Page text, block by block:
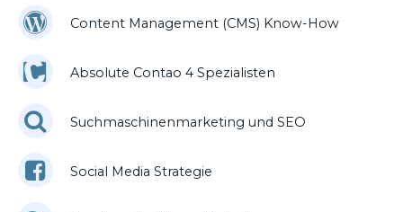
Content Management (CMS) Know-How
Absolute Contao 4 Spezialisten
Suchmaschinenmarketing und SEO
Social Media Strategie